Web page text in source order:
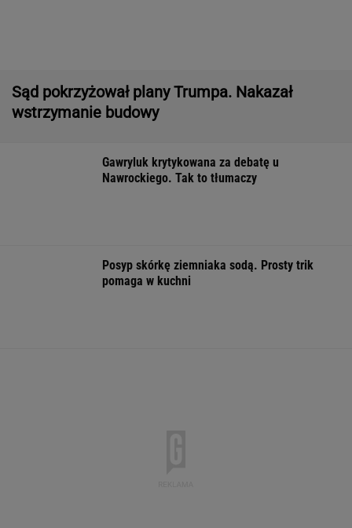
Posyp skórkę ziemniaka sodą. Prosty trik
pomaga w kuchni